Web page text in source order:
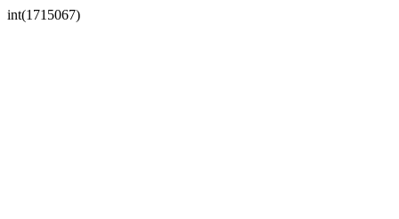
int(1715067)